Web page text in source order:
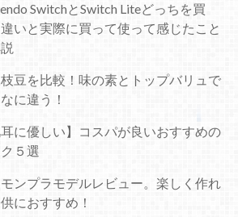
SwitchとSwitch Liteどっちを買
いと実際に買って使って感じたこと
豆を比較！味の素とトップバリュで
に違う！
耳に優しい】コスパが良いおすすめの
５選
ンプラモデルレビュー。楽しく作れ
におすすめ！